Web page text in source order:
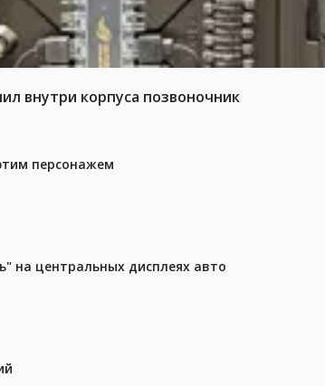
внутри корпуса позвоночник
персонажем
на центральных дисплеях авто